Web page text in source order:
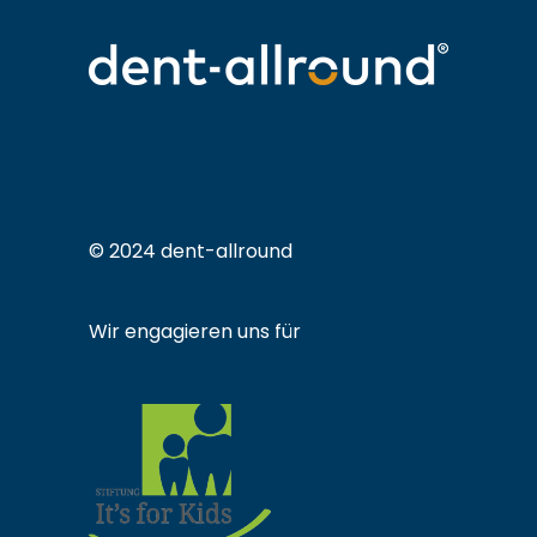
© 2024 dent-allround
Wir engagieren uns für